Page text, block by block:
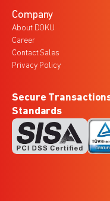
Company
About DOKU
Career
Contact Sales
Privacy Policy
Secure
Standards